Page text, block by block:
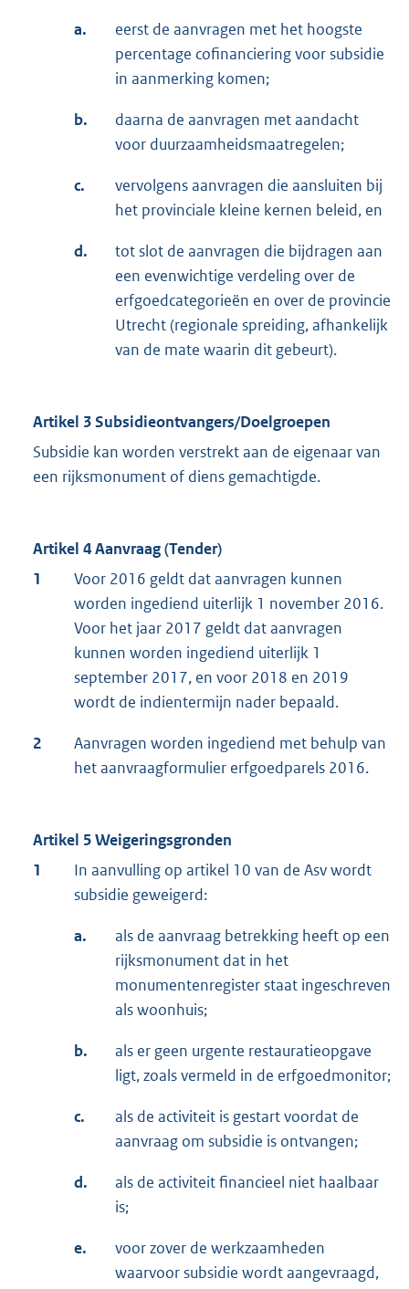
a.
eerst de aanvragen met het hoogste
percentage cofinanciering voor subsidie
in aanmerking komen;
b.
daarna de aanvragen met aandacht
voor duurzaamheidsmaatregelen;
c.
vervolgens aanvragen die aansluiten bij
het provinciale kleine kernen beleid, en
d.
tot slot de aanvragen die bijdragen aan
een evenwichtige verdeling over de
erfgoedcategorieën en over de provincie
Utrecht (regionale spreiding, afhankelijk
van de mate waarin dit gebeurt).
Artikel 3 Subsidieontvangers/Doelgroepen
Subsidie kan worden verstrekt aan de eigenaar van
een rijksmonument of diens gemachtigde.
Artikel 4 Aanvraag (Tender)
1
Voor 2016 geldt dat aanvragen kunnen
worden ingediend uiterlijk 1 november 2016.
Voor het jaar 2017 geldt dat aanvragen
kunnen worden ingediend uiterlijk 1
september 2017, en voor 2018 en 2019
wordt de indientermijn nader bepaald.
2
Aanvragen worden ingediend met behulp van
het aanvraagformulier erfgoedparels 2016.
Artikel 5 Weigeringsgronden
1
In aanvulling op artikel 10 van de Asv wordt
subsidie geweigerd:
a.
als de aanvraag betrekking heeft op een
rijksmonument dat in het
monumentenregister staat ingeschreven
als woonhuis;
b.
als er geen urgente restauratieopgave
ligt, zoals vermeld in de erfgoedmonitor;
c.
als de activiteit is gestart voordat de
aanvraag om subsidie is ontvangen;
d.
als de activiteit financieel niet haalbaar
is;
e.
voor zover de werkzaamheden
waarvoor subsidie wordt aangevraagd,